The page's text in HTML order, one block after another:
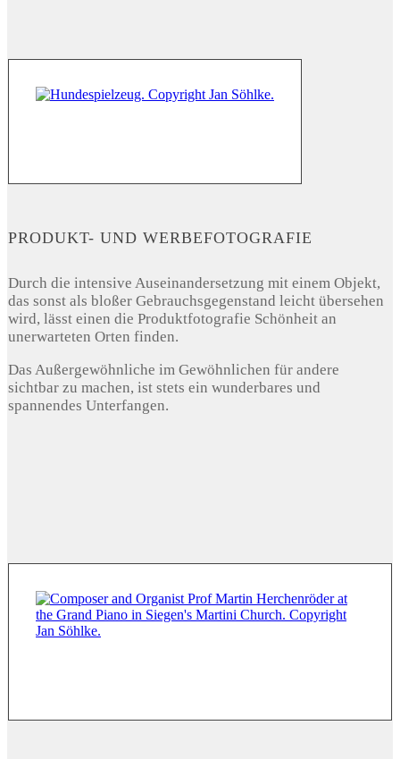
PRODUKT- UND WERBEFOTOGRAFIE
Durch die intensive Auseinandersetzung mit einem Objekt,
das sonst als bloßer Gebrauchsgegenstand leicht übersehen
wird, lässt einen die Produktfotografie Schönheit an
unerwarteten Orten finden.
Das Außergewöhnliche im Gewöhnlichen für andere
sichtbar zu machen, ist stets ein wunderbares und
spannendes Unterfangen.